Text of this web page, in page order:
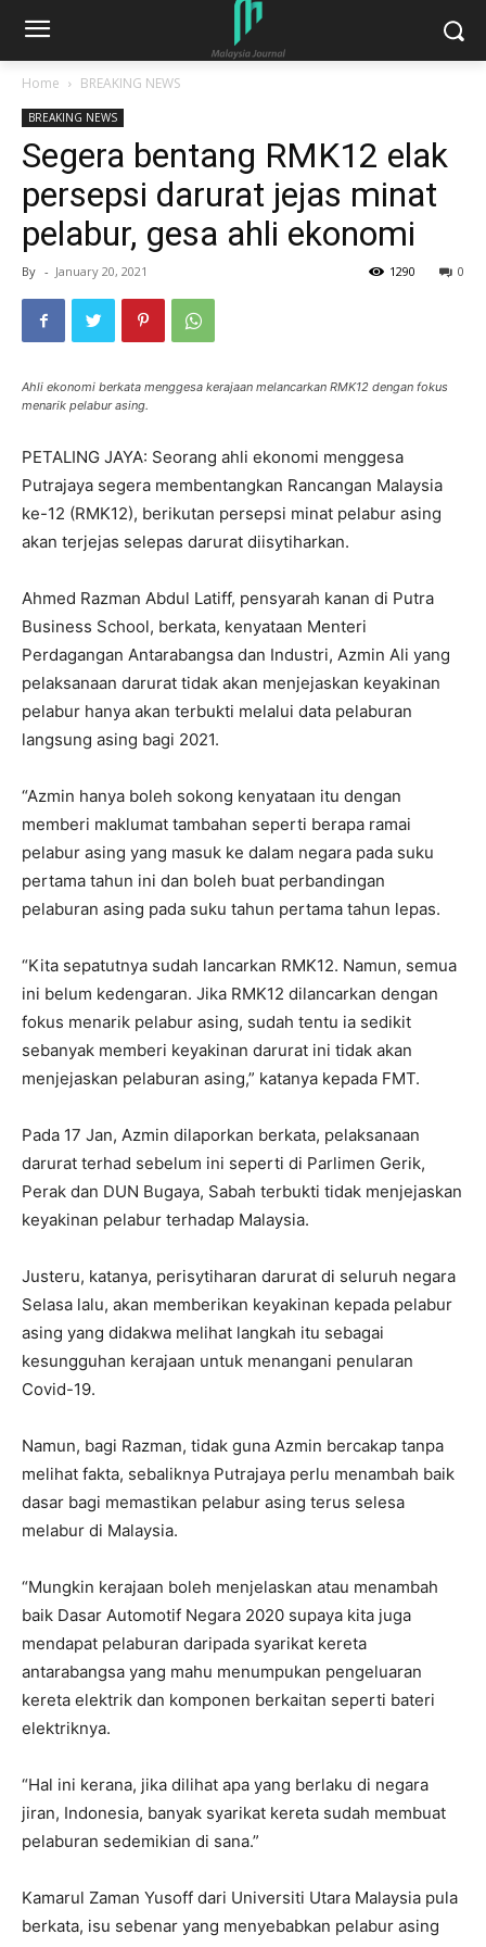
Home BREAKING NEWS
BREAKING NEWS
Segera bentang RMK12 elak
persepsi darurat jejas minat
pelabur, gesa ahli ekonomi
By - January 20, 2021 0
1290
Ahli ekonomi berkata menggesa kerajaan melancarkan RMK12 dengan fokus
menarik pelabur asing.
PETALING JAYA: Seorang ahli ekonomi menggesa
Putrajaya segera membentangkan Rancangan Malaysia
ke-12 (RMK12), berikutan persepsi minat pelabur asing
akan terjejas selepas darurat diisytiharkan.
Ahmed Razman Abdul Latiff, pensyarah kanan di Putra
Business School, berkata, kenyataan Menteri
Perdagangan Antarabangsa dan Industri, Azmin Ali yang
pelaksanaan darurat tidak akan menjejaskan keyakinan
pelabur hanya akan terbukti melalui data pelaburan
langsung asing bagi 2021.
“Azmin hanya boleh sokong kenyataan itu dengan
memberi maklumat tambahan seperti berapa ramai
pelabur asing yang masuk ke dalam negara pada suku
pertama tahun ini dan boleh buat perbandingan
pelaburan asing pada suku tahun pertama tahun lepas.
“Kita sepatutnya sudah lancarkan RMK12. Namun, semua
ini belum kedengaran. Jika RMK12 dilancarkan dengan
fokus menarik pelabur asing, sudah tentu ia sedikit
sebanyak memberi keyakinan darurat ini tidak akan
menjejaskan pelaburan asing,” katanya kepada FMT.
Pada 17 Jan, Azmin dilaporkan berkata, pelaksanaan
darurat terhad sebelum ini seperti di Parlimen Gerik,
Perak dan DUN Bugaya, Sabah terbukti tidak menjejaskan
keyakinan pelabur terhadap Malaysia.
Justeru, katanya, perisytiharan darurat di seluruh negara
Selasa lalu, akan memberikan keyakinan kepada pelabur
asing yang didakwa melihat langkah itu sebagai
kesungguhan kerajaan untuk menangani penularan
Covid-19.
Namun, bagi Razman, tidak guna Azmin bercakap tanpa
melihat fakta, sebaliknya Putrajaya perlu menambah baik
dasar bagi memastikan pelabur asing terus selesa
melabur di Malaysia.
“Mungkin kerajaan boleh menjelaskan atau menambah
baik Dasar Automotif Negara 2020 supaya kita juga
mendapat pelaburan daripada syarikat kereta
antarabangsa yang mahu menumpukan pengeluaran
kereta elektrik dan komponen berkaitan seperti bateri
elektriknya.
“Hal ini kerana, jika dilihat apa yang berlaku di negara
jiran, Indonesia, banyak syarikat kereta sudah membuat
pelaburan sedemikian di sana.”
Kamarul Zaman Yusoff dari Universiti Utara Malaysia pula
berkata, isu sebenar yang menyebabkan pelabur asing